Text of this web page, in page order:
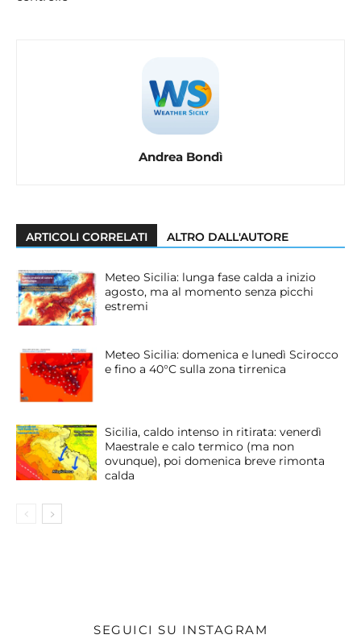
Andrea Bondì
ARTICOLI CORRELATI ALTRO DALL'AUTORE
Meteo Sicilia: lunga fase calda a inizio
agosto, ma al momento senza picchi
estremi
Meteo Sicilia: domenica e lunedì Scirocco
e fino a 40°C sulla zona tirrenica
Sicilia, caldo intenso in ritirata: venerdì
Maestrale e calo termico (ma non
ovunque), poi domenica breve rimonta
calda
SEGUICI SU INSTAGRAM